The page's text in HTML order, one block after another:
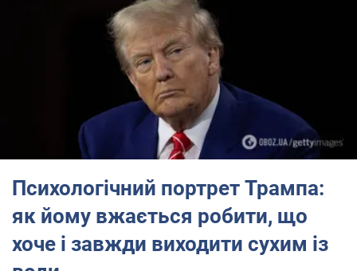
Психологічний портрет Трампа:
як йому вжається робити, що
хоче і завжди виходити сухим із